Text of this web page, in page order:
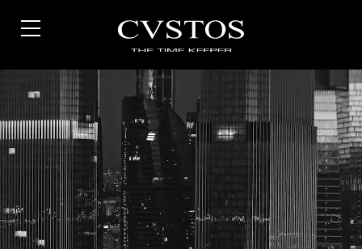
zum